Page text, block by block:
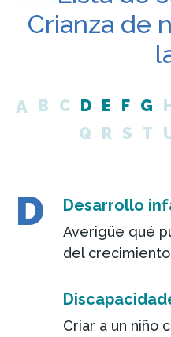
Crianza de
A B C D E F G
Q
R S T
D Desarrollo
Averigüe qué
del crecimiento
Criar a un niño